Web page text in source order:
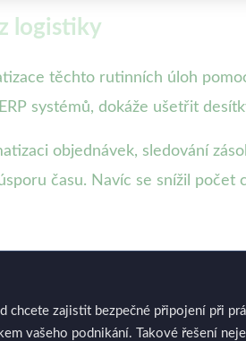
logistiky
těchto rutinních úloh
systémů, dokáže ušetřit
objednávek, sledování
času. Navíc se snížil počet
zajistit bezpečné připojení při
vašeho podnikání. Takové řešení